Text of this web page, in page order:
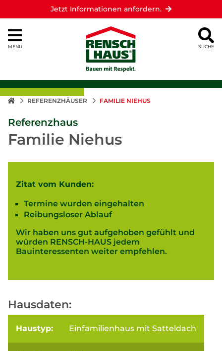
Jetzt Informationen anfordern.
MENU SUCHE
REFERENZHÄUSER FAMILIE NIEHUS
Referenzhaus
Familie Niehus
Zitat vom Kunden:
Termine wurden eingehalten
Reibungsloser Ablauf
Wir haben uns gut aufgehoben gefühlt und
würden RENSCH-HAUS jedem
Bauinteressenten weiter empfehlen.
Hausdaten:
Haustyp: Einfamilienhaus mit Satteldach